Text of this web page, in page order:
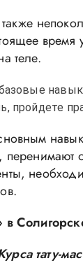
время
теле.
пройдете
перенимают
в
тату-